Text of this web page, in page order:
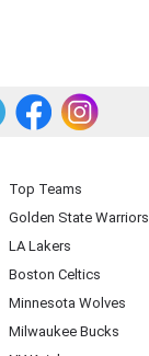
Top Teams
Golden State Warriors
LA Lakers
Boston Celtics
Minnesota Wolves
Milwaukee Bucks